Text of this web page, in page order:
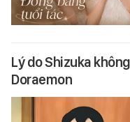
Lý do Shizuka
Doraemon